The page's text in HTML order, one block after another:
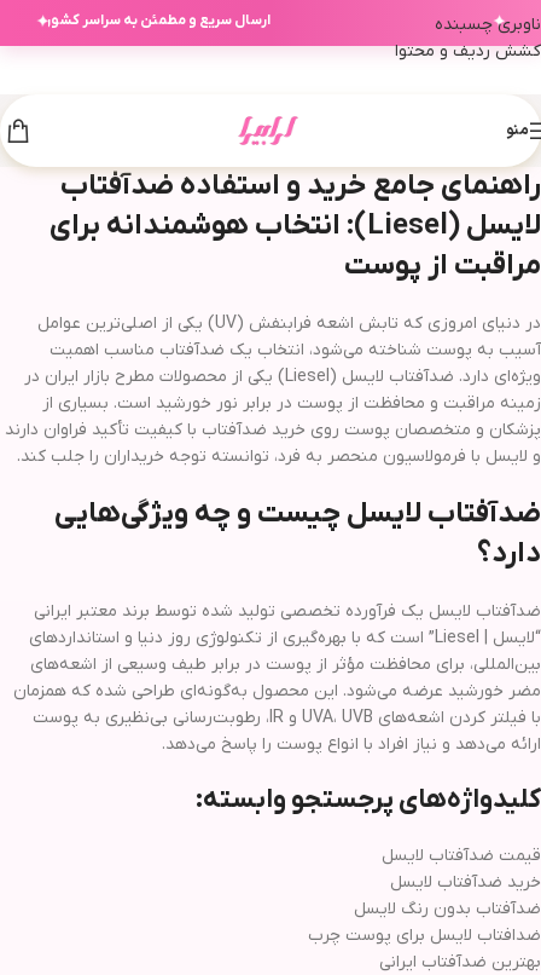
✦ ارسال سریع و مطمئن به سراسر کشور✦
ناوبری چسبنده
کشش ردیف و محتوا
منو
راهنمای جامع خرید و استفاده ضدآفتاب
لایسل (Liesel): انتخاب هوشمندانه برای
مراقبت از پوست
در دنیای امروزی که تابش اشعه فرابنفش (UV) یکی از اصلی‌ترین عوامل
آسیب به پوست شناخته می‌شود، انتخاب یک ضدآفتاب مناسب اهمیت
ویژه‌ای دارد. ضدآفتاب لایسل (Liesel) یکی از محصولات مطرح بازار ایران در
زمینه مراقبت و محافظت از پوست در برابر نور خورشید است. بسیاری از
پزشکان و متخصصان پوست روی خرید ضدآفتاب با کیفیت تأکید فراوان دارند
و لایسل با فرمولاسیون منحصر به فرد، توانسته توجه خریداران را جلب کند.
ضدآفتاب لایسل چیست و چه ویژگی‌هایی
دارد؟
ضدآفتاب لایسل یک فرآورده تخصصی تولید شده توسط برند معتبر ایرانی
“لایسل | Liesel” است که با بهره‌گیری از تکنولوژی روز دنیا و استانداردهای
بین‌المللی، برای محافظت مؤثر از پوست در برابر طیف وسیعی از اشعه‌های
مضر خورشید عرضه می‌شود. این محصول به‌گونه‌ای طراحی شده که همزمان
با فیلتر کردن اشعه‌های UVA، UVB و IR، رطوبت‌رسانی بی‌نظیری به پوست
ارائه می‌دهد و نیاز افراد با انواع پوست را پاسخ می‌دهد.
کلیدواژه‌های پرجستجو وابسته:
قیمت ضدآفتاب لایسل
خرید ضدآفتاب لایسل
ضدآفتاب بدون رنگ لایسل
ضدافتاب لایسل برای پوست چرب
بهترین ضدآفتاب ایرانی